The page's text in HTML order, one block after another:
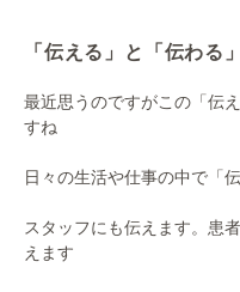
「伝える」と「伝わる」
最近思うのですがこの「伝
すね
日々の生活や仕事の中で「
スタッフにも伝えます。患
えます